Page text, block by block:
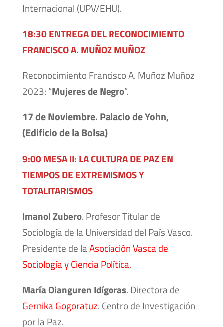
Internacional (UPV/EHU).
18:30 ENTREGA DEL RECONOCIMIENTO
FRANCISCO A. MUÑOZ MUÑOZ
Reconocimiento Francisco A. Muñoz Muñoz
2023: “Mujeres de Negro”.
17 de Noviembre. Palacio de Yohn,
(Edificio de la Bolsa)
9:00 MESA II: LA CULTURA DE PAZ EN
TIEMPOS DE EXTREMISMOS Y
TOTALITARISMOS
Imanol Zubero. Profesor Titular de
Sociología de la Universidad del País Vasco.
Presidente de laAsociación Vasca de
Sociología y Ciencia Política.
María Oianguren Idígoras. Directora de
Gernika Gogoratuz. Centro de Investigación
por la Paz.